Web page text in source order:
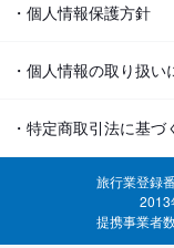
・個人情報保護方針
・個人情報の取り扱
・特定商取引法に基づ
旅行業登録
2013
提携事業者